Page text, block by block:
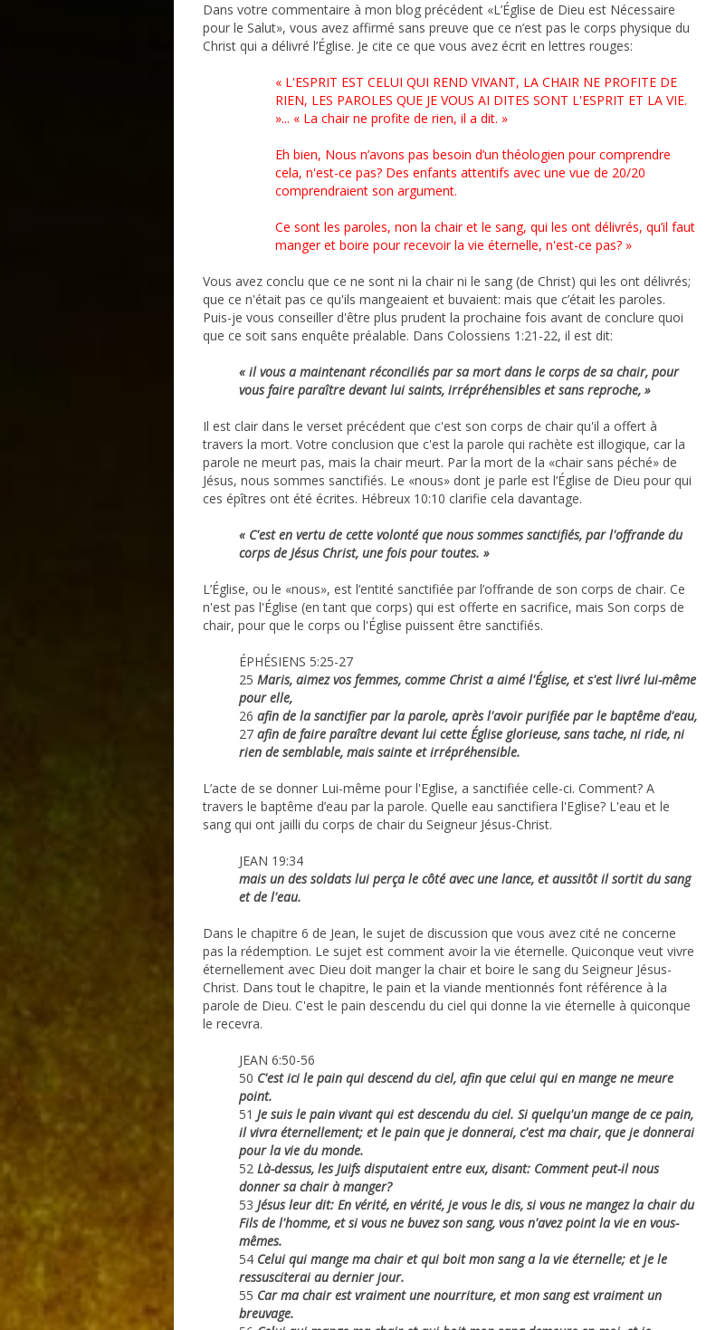
Dans votre commentaire à mon blog précédent «L’Église de Dieu est Nécessaire
pour le Salut», vous avez affirmé sans preuve que ce n’est pas le corps physique du
Christ qui a délivré l’Église. Je cite ce que vous avez écrit en lettres rouges:
« L'ESPRIT EST CELUI QUI REND VIVANT, LA CHAIR NE PROFITE DE
RIEN, LES PAROLES QUE JE VOUS AI DITES SONT L'ESPRIT ET LA VIE.
»... « La chair ne profite de rien, il a dit. »
Eh bien, Nous n’avons pas besoin d’un théologien pour comprendre
cela, n'est-ce pas? Des enfants attentifs avec une vue de 20/20
comprendraient son argument.
Ce sont les paroles, non la chair et le sang, qui les ont délivrés, qu’il faut
manger et boire pour recevoir la vie éternelle, n'est-ce pas? »
Vous avez conclu que ce ne sont ni la chair ni le sang (de Christ) qui les ont délivrés;
que ce n'était pas ce qu'ils mangeaient et buvaient: mais que c’était les paroles.
Puis-je vous conseiller d'être plus prudent la prochaine fois avant de conclure quoi
que ce soit sans enquête préalable. Dans Colossiens 1:21-22, il est dit:
« il vous a maintenant réconciliés par sa mort dans le corps de sa chair, pour
vous faire paraître devant lui saints, irrépréhensibles et sans reproche, »
Il est clair dans le verset précédent que c'est son corps de chair qu'il a offert à
travers la mort. Votre conclusion que c'est la parole qui rachète est illogique, car la
parole ne meurt pas, mais la chair meurt. Par la mort de la «chair sans péché» de
Jésus, nous sommes sanctifiés. Le «nous» dont je parle est l’Église de Dieu pour qui
ces épîtres ont été écrites. Hébreux 10:10 clarifie cela davantage.
« C'est en vertu de cette volonté que nous sommes sanctifiés, par l'offrande du
corps de Jésus Christ, une fois pour toutes. »
L’Église, ou le «nous», est l’entité sanctifiée par l’offrande de son corps de chair. Ce
n'est pas l'Église (en tant que corps) qui est offerte en sacrifice, mais Son corps de
chair, pour que le corps ou l'Église puissent être sanctifiés.
ÉPHÉSIENS 5:25-27
25 Maris, aimez vos femmes, comme Christ a aimé l'Église, et s'est livré lui-même
pour elle,
26 afin de la sanctifier par la parole, après l'avoir purifiée par le baptême d'eau,
27afin de faire paraître devant lui cette Église glorieuse, sans tache, ni ride, ni
rien de semblable, mais sainte et irrépréhensible.
L’acte de se donner Lui-même pour l'Eglise, a sanctifiée celle-ci. Comment? A
travers le baptême d’eau par la parole. Quelle eau sanctifiera l'Eglise? L'eau et le
sang qui ont jailli du corps de chair du Seigneur Jésus-Christ.
JEAN 19:34
mais un des soldats lui perça le côté avec une lance, et aussitôt il sortit du sang
et de l'eau.
Dans le chapitre 6 de Jean, le sujet de discussion que vous avez cité ne concerne
pas la rédemption. Le sujet est comment avoir la vie éternelle. Quiconque veut vivre
éternellement avec Dieu doit manger la chair et boire le sang du Seigneur Jésus-
Christ. Dans tout le chapitre, le pain et la viande mentionnés font référence à la
parole de Dieu. C'est le pain descendu du ciel qui donne la vie éternelle à quiconque
le recevra.
JEAN 6:50-56
50 C'est ici le pain qui descend du ciel, afin que celui qui en mange ne meure
point.
51 Je suis le pain vivant qui est descendu du ciel. Si quelqu'un mange de ce pain,
il vivra éternellement; et le pain que je donnerai, c'est ma chair, que je donnerai
pour la vie du monde.
52 Là-dessus, les Juifs disputaient entre eux, disant: Comment peut-il nous
donner sa chair à manger?
53 Jésus leur dit: En vérité, en vérité, je vous le dis, si vous ne mangez la chair du
Fils de l'homme, et si vous ne buvez son sang, vous n'avez point la vie en vous-
mêmes.
54 Celui qui mange ma chair et qui boit mon sang a la vie éternelle; et je le
ressusciterai au dernier jour.
55 Car ma chair est vraiment une nourriture, et mon sang est vraiment un
breuvage.